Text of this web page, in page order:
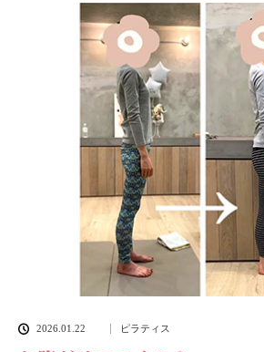
2026.01.22 ピラティス